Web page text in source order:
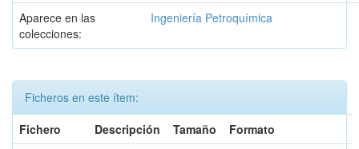
Aparece en las
colecciones:
Ingeniería Petroquímica
Ficheros en este ítem:
Fichero
Descripción Tamaño
Formato